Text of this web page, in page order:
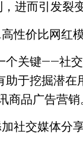
进而引发裂
高性价比网红
个关键——社
助于挖掘潜在
商品广告营销
社交媒体分